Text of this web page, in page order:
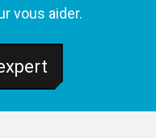
vous aider.